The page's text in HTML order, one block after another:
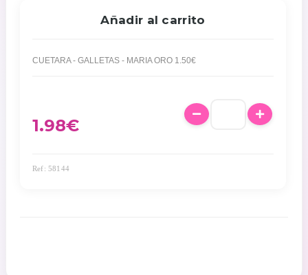
Añadir al carrito
CUETARA - GALLETAS - MARIA ORO 1.50€
1.98€
Ref: 58144